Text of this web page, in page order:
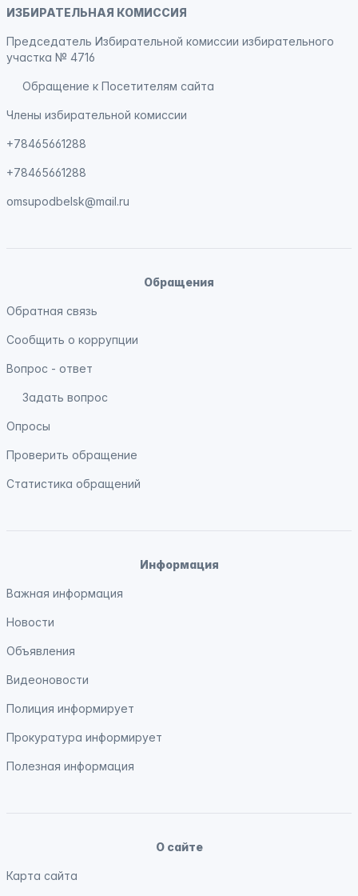
ИЗБИРАТЕЛЬНАЯ КОМИССИЯ
Председатель Избирательной комиссии избирательного
участка № 4716
Обращение к Посетителям сайта
Члены избирательной комиссии
+78465661288
+78465661288
omsupodbelsk@mail.ru
Обращения
Обратная связь
Сообщить о коррупции
Вопрос - ответ
Задать вопрос
Опросы
Проверить обращение
Статистика обращений
Информация
Важная информация
Новости
Объявления
Видеоновости
Полиция информирует
Прокуратура информирует
Полезная информация
О сайте
Карта сайта